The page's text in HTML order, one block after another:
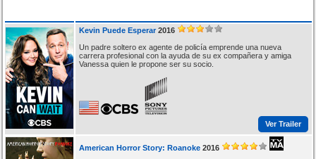
Kevin Puede Esperar 2016
Un padre soltero ex agente de policía emprende una nueva
carrera profesional con la ayuda de su ex compañera y amiga
Vanessa quien le propone ser su socio.
Ver Trailer
American Horror Story: Roanoke 2016